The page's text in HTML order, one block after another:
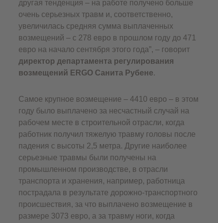
другая тенденция – на работе получено больше
очень серьезных травм и, соответственно,
увеличилась средняя сумма выплаченных
возмещений – с 278 евро в прошлом году до 471
евро на начало сентября этого года”, – говорит
директор департамента регулирования
возмещений ERGO Санита Рубене.
Самое крупное возмещение – 4410 евро – в этом
году было выплачено за несчастный случай на
рабочем месте в строительной отрасли, когда
работник получил тяжелую травму головы после
падения с высоты 2,5 метра. Другие наиболее
серьезные травмы были получены на
промышленном производстве, в отрасли
транспорта и хранения, например, работница
пострадала в результате дорожно-транспортного
происшествия, за что выплачено возмещение в
размере 3073 евро, а за травму ноги, когда